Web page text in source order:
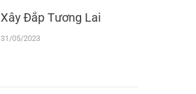
Xây Đắp Tương Lai
31/05/2023